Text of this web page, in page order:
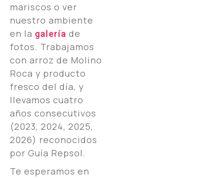
mariscos o ver
nuestro ambiente
en la galería de
fotos. Trabajamos
con arroz de Molino
Roca y producto
fresco del día, y
llevamos cuatro
años consecutivos
(2023, 2024, 2025,
2026) reconocidos
por Guía Repsol.
Te esperamos en